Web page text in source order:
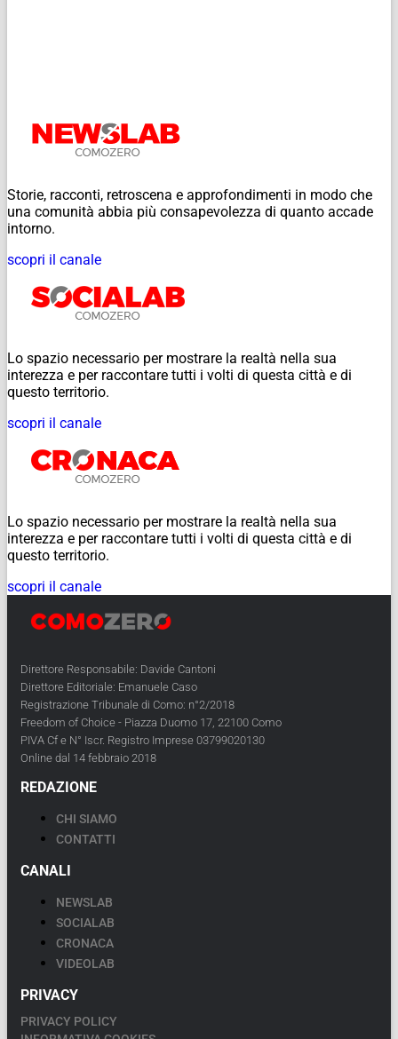
Storie, racconti, retroscena e approfondimenti in modo che
una comunità abbia più consapevolezza di quanto accade
intorno.
scopri il canale
Lo spazio necessario per mostrare la realtà nella sua
interezza e per raccontare tutti i volti di questa città e di
questo territorio.
scopri il canale
Lo spazio necessario per mostrare la realtà nella sua
interezza e per raccontare tutti i volti di questa città e di
questo territorio.
scopri il canale
Direttore Responsabile: Davide Cantoni
Direttore Editoriale: Emanuele Caso
Registrazione Tribunale di Como: n°2/2018
Freedom of Choice - Piazza Duomo 17, 22100 Como
PIVA Cf e N° Iscr. Registro Imprese 03799020130
Online dal 14 febbraio 2018
REDAZIONE
CHI SIAMO
CONTATTI
CANALI
NEWSLAB
SOCIALAB
CRONACA
VIDEOLAB
PRIVACY
PRIVACY POLICY